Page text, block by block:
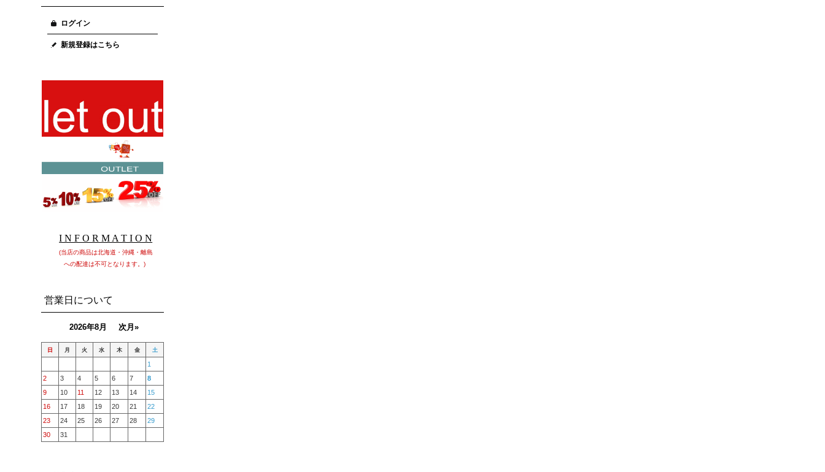
ログイン
新規登録はこちら
I N F O R M A T I O N
(当店の商品は北海道・沖縄・離島
への配達は不可となります。)
営業日について
2026年8月 次月»
日 月 火 水 木 金 土
1
2
3 4 5 6 7
8
9
10 11 12 13 14
15
16
17 18 19 20 21
22
23
24 25 26 27 28
29
30
31